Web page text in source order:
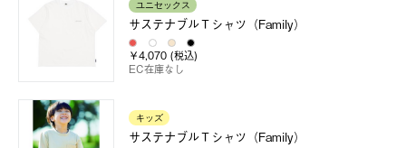
ユニセックス
サステナブルＴシャツ（Family）
￥4,070 (税込)
EC在庫なし
キッズ
サステナブルＴシャツ（Family）